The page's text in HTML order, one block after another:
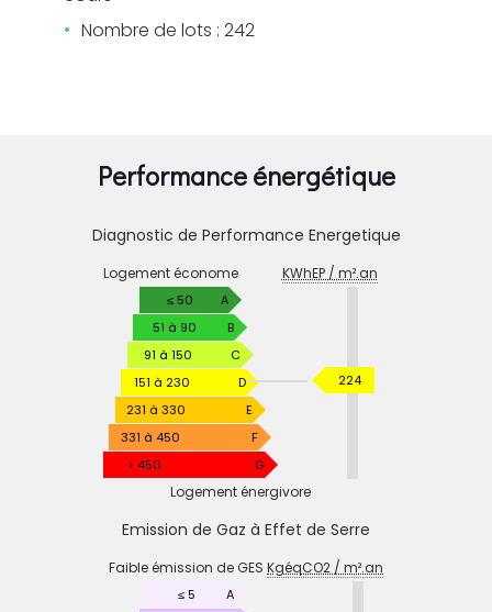
Nombre de lots : 242
Performance énergétique
Diagnostic de Performance Energetique
DE
PERFORMANCE
ENERGETIQUE
Logement économe KWhEP / m².an
≤ 50
A
51 à 90
B
91 à 150
C
151 à 230
D
231 à 330
E
331 à 450
F
> 450
G
224KWhEP
Logement énergivore
Emission de Gaz à Effet de Serre
DE
Faible émission de GES KgéqCO2 / m².an
≤ 5
A